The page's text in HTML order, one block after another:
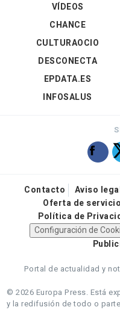
VÍDEOS
CHANCE
CULTURAOCIO
DESCONECTA
EPDATA.ES
INFOSALUS
Contacto Aviso
Oferta de
Política de
Configuración de
Portal de actualidad y
© 2026 Europa Press. Está
y la redifusión de todo o